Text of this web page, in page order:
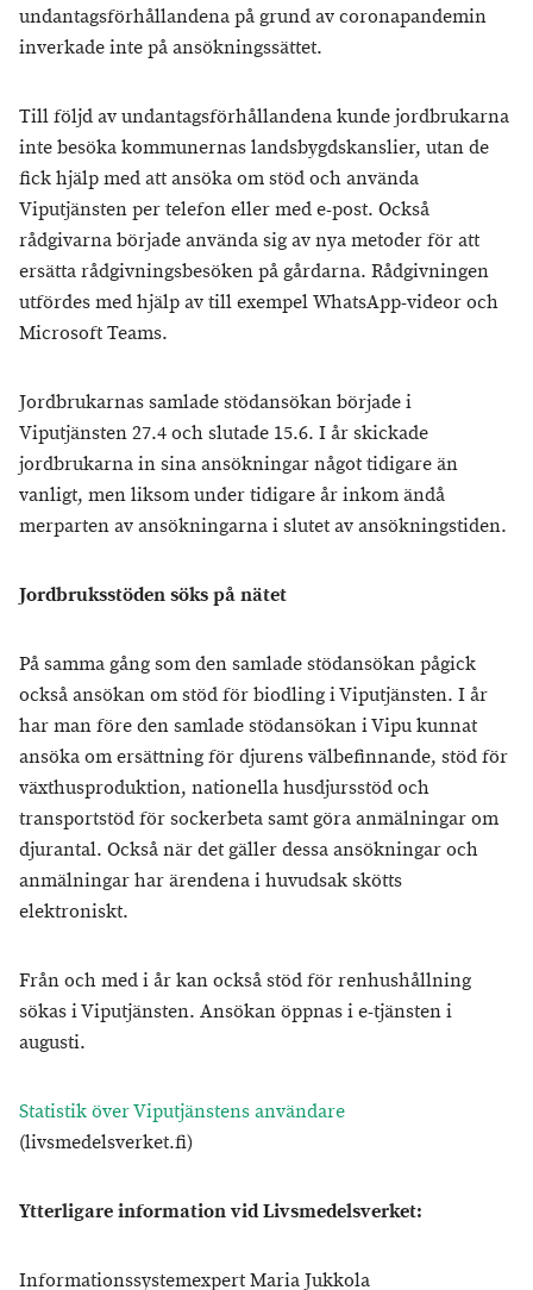
undantagsförhållandena på grund av coronapandemin
inverkade inte på ansökningssättet.
Till följd av undantagsförhållandena kunde jordbrukarna
inte besöka kommunernas landsbygdskanslier, utan de
fick hjälp med att ansöka om stöd och använda
Viputjänsten per telefon eller med e-post. Också
rådgivarna började använda sig av nya metoder för att
ersätta rådgivningsbesöken på gårdarna. Rådgivningen
utfördes med hjälp av till exempel WhatsApp-videor och
Microsoft Teams.
Jordbrukarnas samlade stödansökan började i
Viputjänsten 27.4 och slutade 15.6. I år skickade
jordbrukarna in sina ansökningar något tidigare än
vanligt, men liksom under tidigare år inkom ändå
merparten av ansökningarna i slutet av ansökningstiden.
Jordbruksstöden söks på nätet
På samma gång som den samlade stödansökan pågick
också ansökan om stöd för biodling i Viputjänsten. I år
har man före den samlade stödansökan i Vipu kunnat
ansöka om ersättning för djurens välbefinnande, stöd för
växthusproduktion, nationella husdjursstöd och
transportstöd för sockerbeta samt göra anmälningar om
djurantal. Också när det gäller dessa ansökningar och
anmälningar har ärendena i huvudsak skötts
elektroniskt.
Från och med i år kan också stöd för renhushållning
sökas i Viputjänsten. Ansökan öppnas i e-tjänsten i
augusti.
Statistik över Viputjänstens användare
(livsmedelsverket.fi)
Ytterligare information vid Livsmedelsverket:
Informationssystemexpert Maria Jukkola